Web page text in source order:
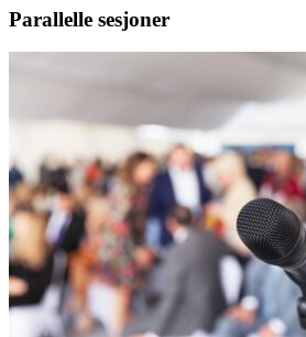
Parallelle sesjoner